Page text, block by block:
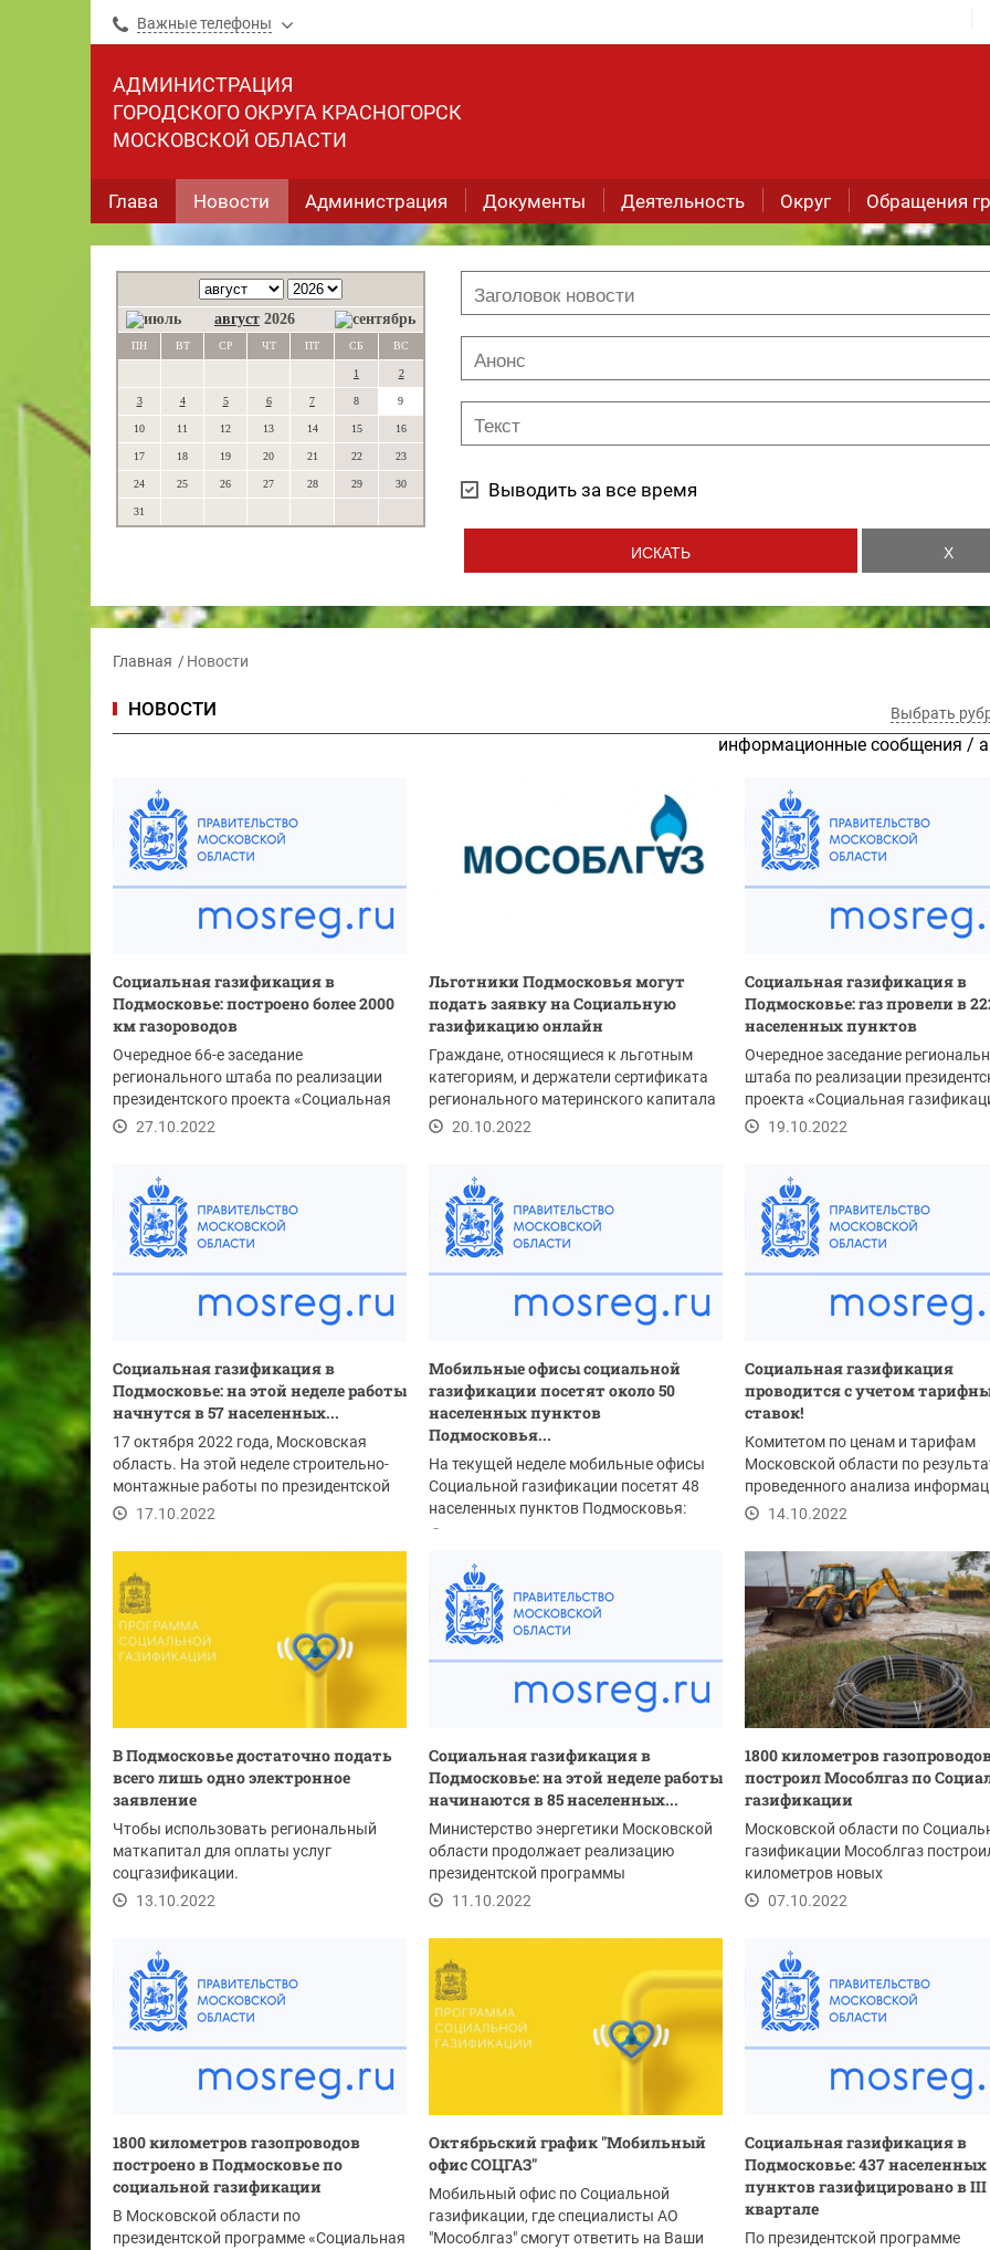
Важные телефоны
АДМИНИСТРАЦИЯ
ГОРОДСКОГО ОКРУГА КРАСНОГОРСК
МОСКОВСКОЙ ОБЛАСТИ
Глава Новости Администрация Документы Деятельность Округ Обращения
август 2026
ПН ВТ СР ЧТ ПТ СБ ВС
1 2
3 4 5 6 7 8 9
10 11 12 13 14 15 16
17 18 19 20 21 22 23
24 25 26 27 28 29 30
31
Выводить за все время
Главная Новости
НОВОСТИ Выбрать
информационные сообщения /
Социальная газификация в
Подмосковье: построено более 2000
км газороводов
Очередное 66-е заседание
регионального штаба по реализации
президентского проекта «Социальная
газификация» прошло в...
27.10.2022
Льготники Подмосковья могут
подать заявку на Социальную
газификацию онлайн
Граждане, относящиеся к льготным
категориям, и держатели сертификата
регионального материнского капитала
могут подать...
20.10.2022
Социальная газификация в
Подмосковье: газ провели в
населенных пунктов
Очередное заседание
штаба по реализации
проекта «Социальная
прошло в режиме...
19.10.2022
Социальная газификация в
Подмосковье: на этой неделе работы
начнутся в 57 населенных...
17 октября 2022 года, Московская
область. На этой неделе строительно-
монтажные работы по президентской
программе...
17.10.2022
Мобильные офисы социальной
газификации посетят около 50
населенных пунктов
Подмосковья...
На текущей неделе мобильные офисы
Социальной газификации посетят 48
населенных пунктов Подмосковья:
Социальная газификация
проводится с учетом
ставок!
Комитетом по ценам и тарифам
Московской области по
проведенного анализа
проведенных ранее...
14.10.2022
В Подмосковье достаточно подать
всего лишь одно электронное
заявление
Чтобы использовать региональный
маткапитал для оплаты услуг
соцгазификации.
13.10.2022
Социальная газификация в
Подмосковье: на этой неделе работы
начинаются в 85 населенных...
Министерство энергетики Московской
области продолжает реализацию
президентской программы
«Социальная газификация». На...
11.10.2022
1800 километров
построил Мособлгаз по
газификации
Московской области по
газификации Мособлгаз
километров новых
газораспределительных сетей....
07.10.2022
1800 километров газопроводов
построено в Подмосковье по
социальной газификации
В Московской области по
президентской программе «Социальная
Октябрьский график "Мобильный
офис СОЦГАЗ"
Мобильный офис по Социальной
газификации, где специалисты АО
"Мособлгаз" смогут ответить на Ваши
Социальная газификация в
Подмосковье: 437 населенных
пунктов газифицировано в III
квартале
По президентской программе